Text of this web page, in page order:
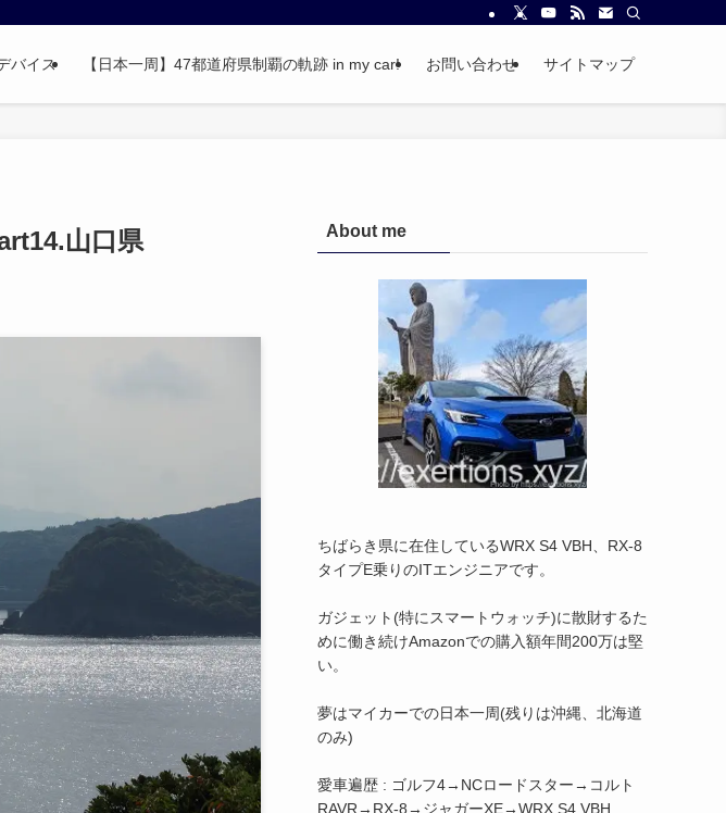
バイス 【日本一周】47都道府県制覇の軌跡 in my car! お問い合わせ サイトマップ
山口県 About me
ちばらき県に在住しているWRX S4 VBH、RX-8
タイプE乗りのITエンジニアです。
ガジェット(特にスマートウォッチ)に散財するた
めに働き続けAmazonでの購入額年間200万は堅
い。
夢はマイカーでの日本一周(残りは沖縄、北海道
のみ)
愛車遍歴 : ゴルフ4→NCロードスター→コルト
RAVR→RX-8→ジャガーXE→WRX S4 VBH